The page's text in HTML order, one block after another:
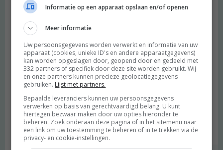
2020 OM
Dit is zo’n fijn artikel. Ik zit in zoveel onzekerheid over mijn stage.
Ik werk op een onderzoek lab en kan niet thuiswerken en mijn
verslag is op een punt dat ik niet verder kan zonder meer
onderzoek te doen en dat mat nu niet. Ik word er zo onzeker van
of ik nu straks mijn stage wel mag afronden, dat ik ga over
compenseren door oneindig veel nuttige klusjes in huis te
bedenken en uit te voeren en het liefst nu de beste vereie va
mezelf wordt. Ja toen was ik oververmoeid door alle stress,
dankjewel voor deze blog dat het allemaal niet hoeft Merel!
Beantwoorden
Informatie op een apparaat opslaan en/of openen
Meer informatie
Uw persoonsgegevens worden verwerkt en informatie van uw
apparaat (cookies, unieke ID's en andere apparaatgegevens)
kan worden opgeslagen door, geopend door en gedeeld met
332 partners of specifiek door deze site worden gebruikt. Wij
en onze partners kunnen precieze geolocatiegegevens
gebruiken. Lijst met partners.
Bepaalde leveranciers kunnen uw persoonsgegevens
verwerken op basis van gerechtvaardigd belang. U kunt
hiertegen bezwaar maken door uw opties hieronder te
beheren. Zoek onderaan deze pagina of in het sitemenu naar
een link om uw toestemming te beheren of in te trekken via de
privacy- en cookie-instellingen.